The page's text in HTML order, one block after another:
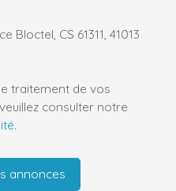
Bloctel, CS 61311, 41013
traitement de vos
consulter notre
.
annonces